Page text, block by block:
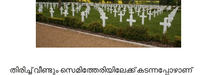
തിരിച്ച് വീണ്ടും സെമിത്തേരിയിലേക്ക് കടന്നപ്പോഴാണ്